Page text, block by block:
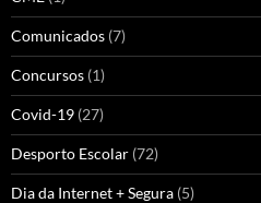
Comunicados (7)
Concursos (1)
Covid-19 (27)
Desporto Escolar (72)
Dia da Internet + Segura (5)